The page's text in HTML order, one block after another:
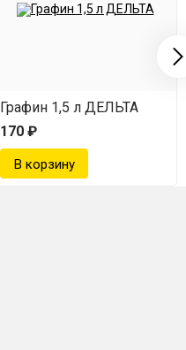
Графин 1,5 л ДЕЛЬТА
170 ₽